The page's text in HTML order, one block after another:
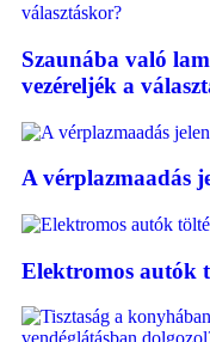
Szaunába való
vezéreljék a
A vérplazmaadás
Elektromos autók